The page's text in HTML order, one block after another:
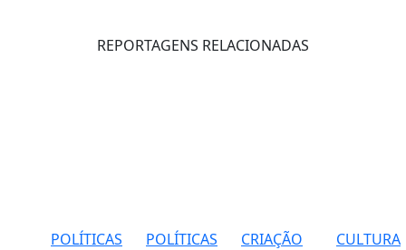
REPORTAGENS RELACIONADAS
POLÍTICAS
POLÍTICAS
CRIAÇÃO
CULTURA